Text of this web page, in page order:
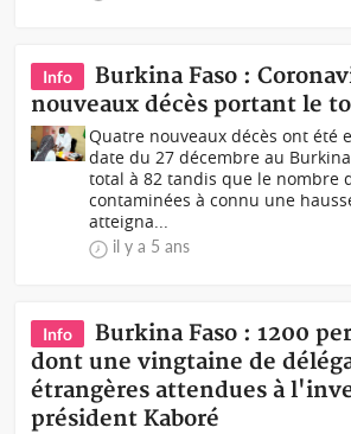
Info
Burkina Faso :
nouveaux décès portant le
Quatre nouveaux décès ont été
date du 27 décembre au
total à 82 tandis que le nombre
contaminées à connu une
atteigna...
il y a 5 ans
Info
Burkina Faso : 1200
dont une vingtaine de
étrangères attendues à
président Kaboré